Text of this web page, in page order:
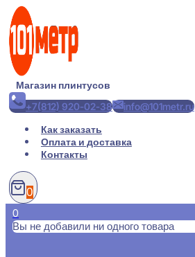
Перейти
содержимому
Магазин плинтусов
+7(812) 920-02-38
info@101metr.ru
Как заказать
Оплата и доставка
Контакты
0
0
Вы не добавили ни одного товара